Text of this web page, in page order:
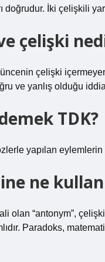
doğrudur. İki çelişkili
çelişki
çelişki
ve yanlış olduğu
TDK?
yapılan
ne
olan “antonym”,
Paradoks,